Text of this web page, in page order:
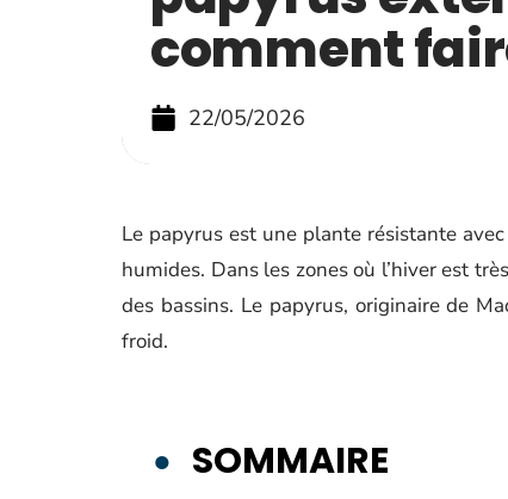
comment
22/05/2026
Le papyrus est une plante résistante
humides. Dans les zones où l’hiver est
des bassins. Le papyrus, originaire de
froid.
SOMMAIRE